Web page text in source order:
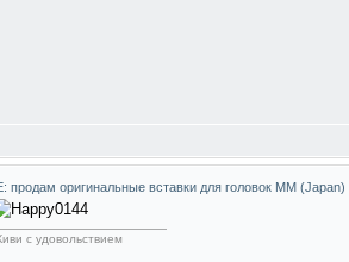
продам оригинальные вставки для головок ММ (Japan)
с удовольствием